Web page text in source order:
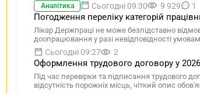
Аналітика Сьогодні 09:30 9 929 1
Погодження переліку категорій
Лікар Держпраці не може безпідставно
доопрацювання у разі невідповідності
Сьогодні 09:27 2
Оформлення трудового договору у
Під час перевірки та підписання трудового
відсутність порожніх місць, чіткий опис